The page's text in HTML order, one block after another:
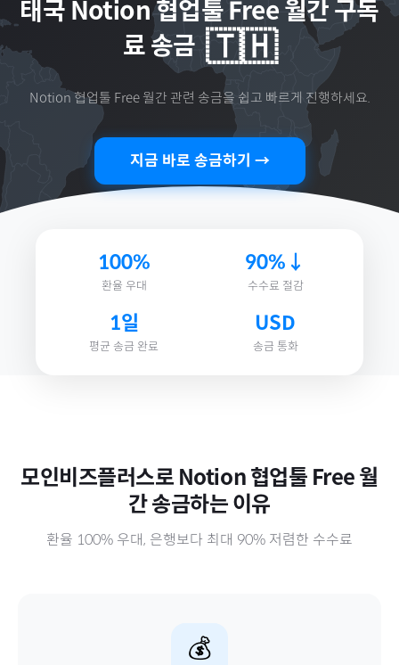
태국 Notion 협업툴 Free 월간 구독
료 송금 🇹🇭
Notion 협업툴 Free 월간 관련 송금을 쉽고 빠르게 진행하세요.
지금 바로 송금하기 →
100%
환율 우대
90%↓
수수료 절감
1일
평균 송금 완료
USD
송금 통화
모인비즈플러스로 Notion 협업툴 Free 월
간송금하는 이유
환율 100% 우대, 은행보다 최대 90% 저렴한 수수료
💰